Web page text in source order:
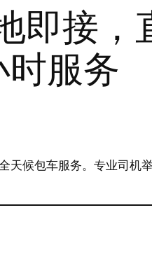
即接，
服务
天候包车服务。专业司机